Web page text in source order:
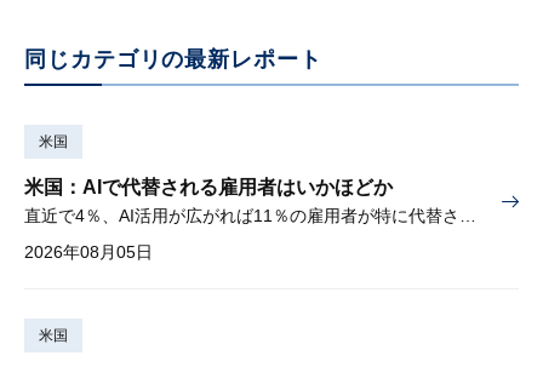
同じカテゴリの最新レポート
米国
米国：AIで代替される雇用者はいかほどか
2026年08月05日
米国